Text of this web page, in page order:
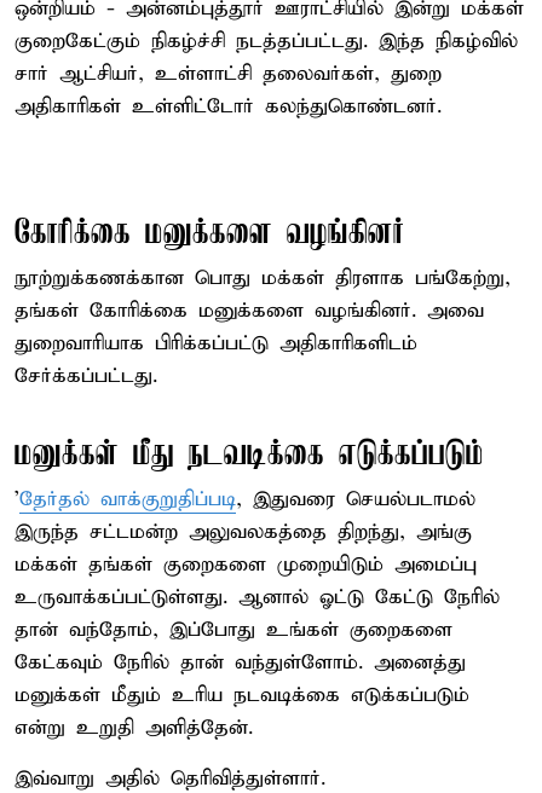
ஒன்றியம் - அன்னம்புத்தூர் ஊராட்சியில் இன்று மக்கள்
குறைகேட்கும் நிகழ்ச்சி நடத்தப்பட்டது. இந்த நிகழ்வில்
சார் ஆட்சியர், உள்ளாட்சி தலைவர்கள், துறை
அதிகாரிகள் உள்ளிட்டோர் கலந்துகொண்டனர்.
கோரிக்கை மனுக்களை வழங்கினர்
நூற்றுக்கணக்கான பொது மக்கள் திரளாக பங்கேற்று,
தங்கள் கோரிக்கை மனுக்களை வழங்கினர். அவை
துறைவாரியாக பிரிக்கப்பட்டு அதிகாரிகளிடம்
சேர்க்கப்பட்டது.
மனுக்கள் மீது நடவடிக்கை எடுக்கப்படும்
'தேர்தல் வாக்குறுதிப்படி, இதுவரை செயல்படாமல்
இருந்த சட்டமன்ற அலுவலகத்தை திறந்து, அங்கு
மக்கள் தங்கள் குறைகளை முறையிடும் அமைப்பு
உருவாக்கப்பட்டுள்ளது. ஆனால் ஓட்டு கேட்டு நேரில்
தான் வந்தோம், இப்போது உங்கள் குறைகளை
கேட்கவும் நேரில் தான் வந்துள்ளோம். அனைத்து
மனுக்கள் மீதும் உரிய நடவடிக்கை எடுக்கப்படும்
என்று உறுதி அளித்தேன்.
இவ்வாறு அதில் தெரிவித்துள்ளார்.